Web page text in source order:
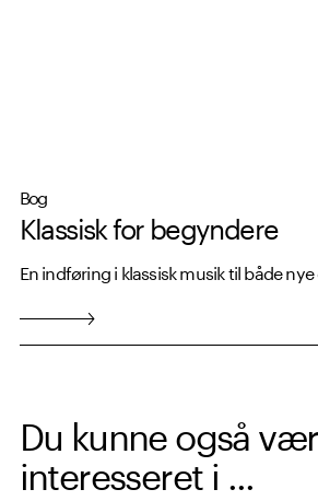
Bog
Klassisk for begyndere
En indføring i klassisk musik til både
Du kunne også
interesseret i ...